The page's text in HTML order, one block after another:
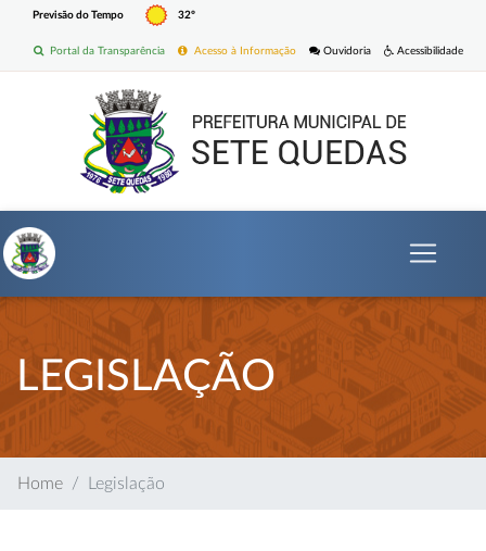
Previsão do Tempo 32º
Acessibilidade
Ouvidoria
Acesso à Informação
Portal da Transparência
LEGISLAÇÃO
Home Legislação